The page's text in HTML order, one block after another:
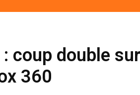
coup double sur
360